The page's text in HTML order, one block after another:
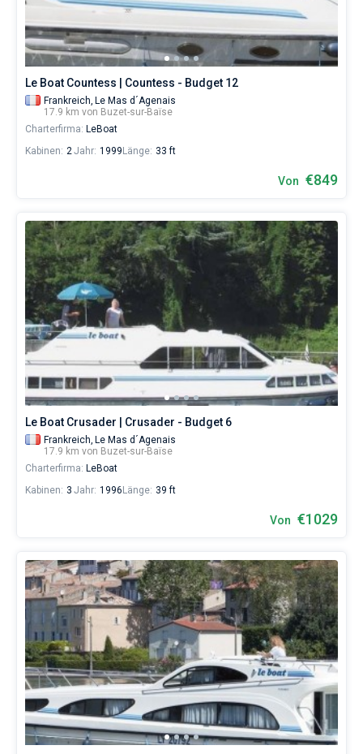
Le Boat Countess | Countess - Budget 12
Frankreich, Le Mas d´Agenais
17.9 km von Buzet-sur-Baïse
Charterfirma: LeBoat
Kabinen: 2Jahr: 1999 Länge: 33 ft
Von €849
Le Boat Crusader | Crusader - Budget 6
Frankreich, Le Mas d´Agenais
17.9 km von Buzet-sur-Baïse
Charterfirma: LeBoat
Kabinen: 3 Jahr: 1996 Länge: 39 ft
Von €1029